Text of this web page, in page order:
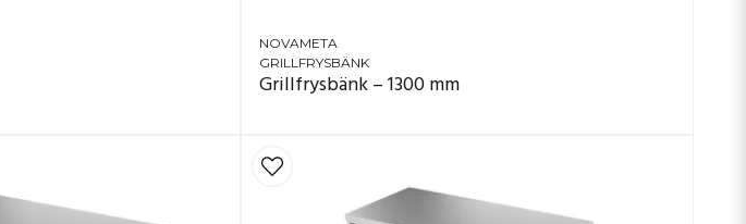
NOVAMETA
GRILLFRYSBÄNK
Grillfrysbänk – 1300 mm